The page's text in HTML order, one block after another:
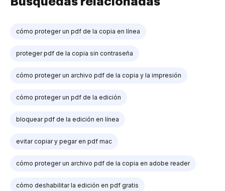
cómo proteger un pdf de la copia en línea
proteger pdf de la copia sin contraseña
cómo proteger un archivo pdf de la copia y la impresión
cómo proteger un pdf de la edición
bloquear pdf de la edición en línea
evitar copiar y pegar en pdf mac
cómo proteger un archivo pdf de la copia en adobe reader
cómo deshabilitar la edición en pdf gratis